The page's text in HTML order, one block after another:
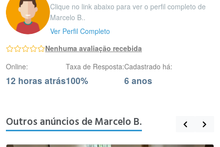
Clique no link abaixo para ver o perfil completo de
Marcelo B..
Ver Perfil Completo
Nenhuma avaliação recebida
Online:
12 horas atrás
Taxa de Resposta:
100%
Cadastrado há:
6 anos
Outros anúncios de Marcelo B.